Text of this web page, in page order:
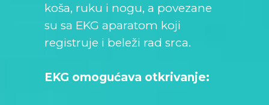
koša, ruku i nogu, a povezane
su sa EKG aparatom koji
registruje i beleži rad srca.
EKG omogućava otkrivanje: